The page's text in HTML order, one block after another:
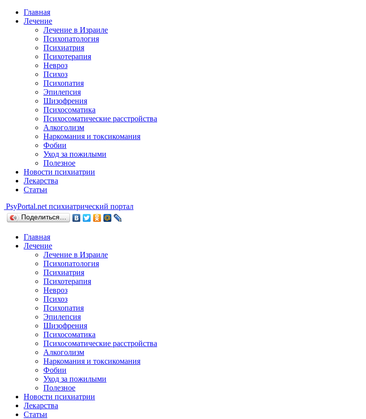
Главная
Лечение
Лечение в Израиле
Психопатология
Психиатрия
Психотерапия
Невроз
Психоз
Психопатия
Эпилепсия
Шизофрения
Психосоматика
Психосоматические расстройства
Алкоголизм
Наркомания и токсикомания
Фобии
Уход за пожилыми
Полезное
Новости психиатрии
Лекарства
Статьи
PsyPortal.net психиатрический портал
Поделиться…
Главная
Лечение
Лечение в Израиле
Психопатология
Психиатрия
Психотерапия
Невроз
Психоз
Психопатия
Эпилепсия
Шизофрения
Психосоматика
Психосоматические расстройства
Алкоголизм
Наркомания и токсикомания
Фобии
Уход за пожилыми
Полезное
Новости психиатрии
Лекарства
Статьи